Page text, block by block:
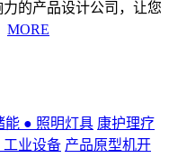
的产品设计公司，让您
MORE
能 ● 照明灯具 康护理疗
工业设备 产品原型机开